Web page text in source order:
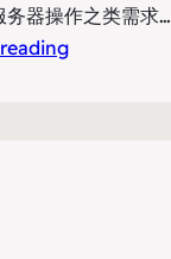
务器操作之类需求…